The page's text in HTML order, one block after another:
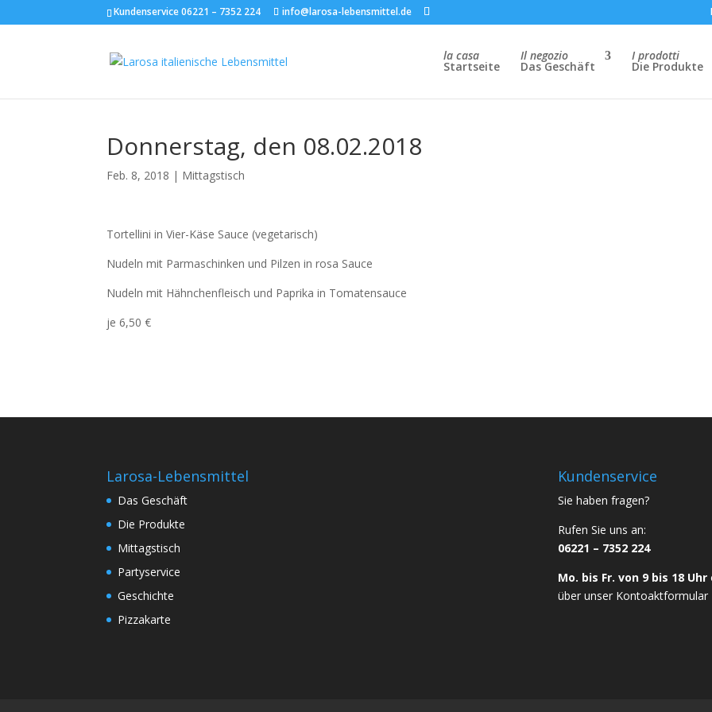
Kundenservice 06221 – 7352 224 info@larosa-lebensmittel.de
la casa
Startseite
Il negozio
Das Geschäft
I prodotti
Die Produkte
Donnerstag, den 08.02.2018
Feb. 8, 2018 | Mittagstisch
Tortellini in Vier-Käse Sauce (vegetarisch)
Nudeln mit Parmaschinken und Pilzen in rosa Sauce
Nudeln mit Hähnchenfleisch und Paprika in Tomatensauce
je 6,50 €
Larosa-Lebensmittel
Das Geschäft
Die Produkte
Mittagstisch
Partyservice
Geschichte
Pizzakarte
Kundenservice
Sie haben fragen?
Rufen Sie uns an:
06221 – 7352 224
Mo. bis Fr. von 9 bis 18 Uhr
über unser Kontoaktformular